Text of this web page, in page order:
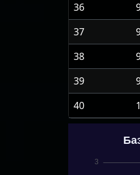
36
37
38
39
40